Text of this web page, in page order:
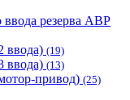
резерва АВР
(19)
(13)
привод) (25)